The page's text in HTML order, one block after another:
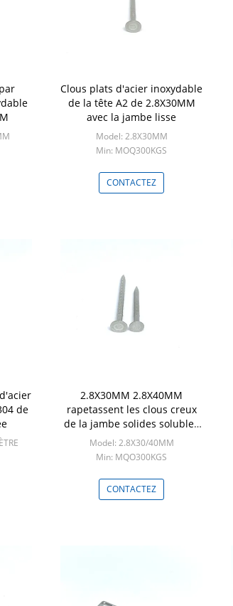
Clous plats d'acier inoxydable
de la tête A2 de 2.8X30MM
avec la jambe lisse
Model: 2.8X30MM
Min: MOQ300KGS
CONTACTEZ
de
2.8X30MM 2.8X40MM
rapetassent les clous creux
de la jambe solides solubles
de la tête quatre pour la
fixation
Model: 2.8X30/40MM
Min: MQO300KGS
CONTACTEZ